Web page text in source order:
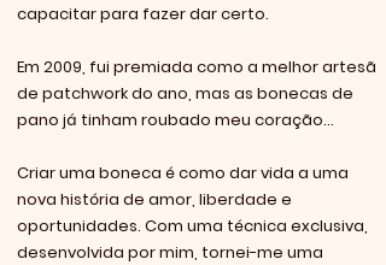
capacitar para fazer dar certo.
Em 2009, fui premiada como a melhor artesã
de patchwork do ano, mas as bonecas de
pano já tinham roubado meu coração...
Criar uma boneca é como dar vida a uma
nova história de amor, liberdade e
oportunidades. Com uma técnica exclusiva,
desenvolvida por mim, tornei-me uma